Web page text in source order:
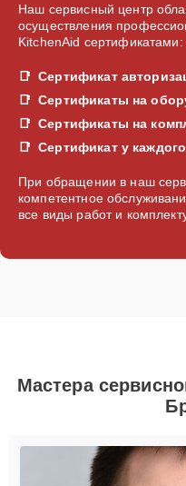
Наш сервисный центр
осуществления
KitchenAid сертификатами:
Сертификат
Сертификаты на
Сертификаты на
Сертификат у
При обращении в наш
компетентное
все виды работ и
Мастера